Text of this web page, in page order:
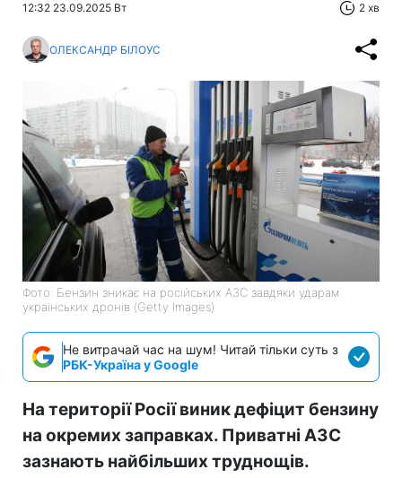
12:32 23.09.2025 Вт 2 хв
ОЛЕКСАНДР БІЛОУС
Фото: Бензин зникає на російських АЗС завдяки ударам
українських дронів (Getty Images)
Не витрачай час на шум! Читай тільки суть з
РБК-Україна у Google
На території Росії виник дефіцит бензину
на окремих заправках. Приватні АЗС
зазнають найбільших труднощів.